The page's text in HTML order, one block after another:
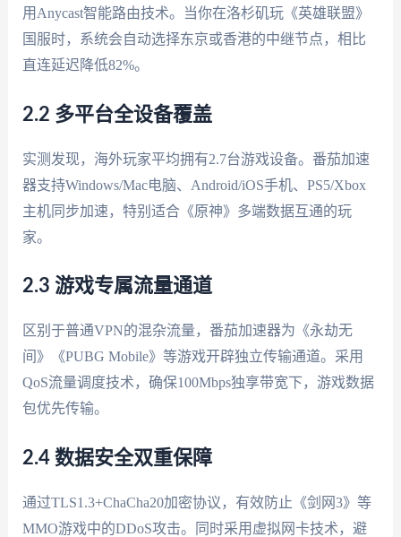
用Anycast智能路由技术。当你在洛杉矶玩《英雄联盟》
国服时，系统会自动选择东京或香港的中继节点，相比
直连延迟降低82%。
2.2 多平台全设备覆盖
实测发现，海外玩家平均拥有2.7台游戏设备。番茄加速
器支持Windows/Mac电脑、Android/iOS手机、PS5/Xbox
主机同步加速，特别适合《原神》多端数据互通的玩
家。
2.3 游戏专属流量通道
区别于普通VPN的混杂流量，番茄加速器为《永劫无
间》《PUBG Mobile》等游戏开辟独立传输通道。采用
QoS流量调度技术，确保100Mbps独享带宽下，游戏数据
包优先传输。
2.4 数据安全双重保障
通过TLS1.3+ChaCha20加密协议，有效防止《剑网3》等
MMO游戏中的DDoS攻击。同时采用虚拟网卡技术，避